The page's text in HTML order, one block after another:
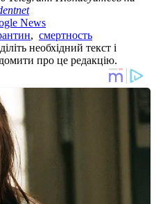
News
, смертность
необхідний текст і
про це редакцію.